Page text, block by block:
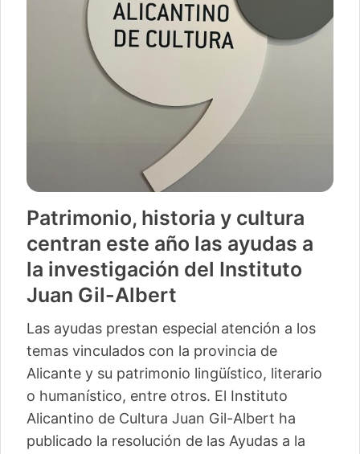
Patrimonio, historia y cultura
centran este año las ayudas a
la investigación del Instituto
Juan Gil-Albert
Las ayudas prestan especial atención a los
temas vinculados con la provincia de
Alicante y su patrimonio lingüístico, literario
o humanístico, entre otros. El Instituto
Alicantino de Cultura Juan Gil-Albert ha
publicado la resolución de las Ayudas a la